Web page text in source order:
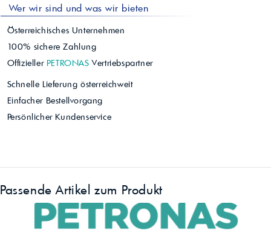
Wer wir sind und was wir bieten
Österreichisches Unternehmen
100% sichere Zahlung
Offizieller PETRONAS Vertriebspartner
Schnelle Lieferung österreichweit
Einfacher Bestellvorgang
Persönlicher Kundenservice
Passende Artikel zum Produkt